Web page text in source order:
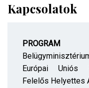
Kapcsolatok
PROGRAM
Európai Uniós
Felelős Helyettes